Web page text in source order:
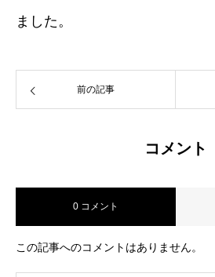
ました。
前の記事
コメント
0 コメント
この記事へのコメントはありません。